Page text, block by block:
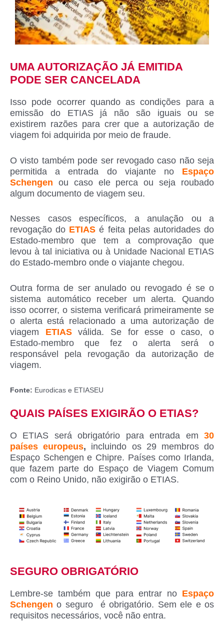
UMA AUTORIZAÇÃO JÁ EMITIDA
PODE SER CANCELADA
Isso pode ocorrer quando as condições para a
emissão do ETIAS já não são iguais ou se
existirem razões para crer que a autorização de
viagem foi adquirida por meio de fraude.
O visto também pode ser revogado caso não seja
permitida a entrada do viajante no Espaço
Schengen ou caso ele perca ou seja roubado
algum documento de viagem seu.
Nesses casos específicos, a anulação ou a
revogação do ETIAS é feita pelas autoridades do
Estado-membro que tem a comprovação que
levou à tal iniciativa ou à Unidade Nacional ETIAS
do Estado-membro onde o viajante chegou.
Outra forma de ser anulado ou revogado é se o
sistema automático receber um alerta. Quando
isso ocorrer, o sistema verificará primeiramente se
o alerta está relacionado a uma autorização de
viagem ETIAS
válida. Se for esse o caso, o
Estado-membro que fez o alerta será o
responsável pela revogação da autorização de
viagem.
Fonte: Eurodicas e ETIASEU
QUAIS PAÍSES EXIGIRÃO O ETIAS?
O ETIAS será obrigatório para entrada em 30
países europeus, incluindo os 29 membros do
Espaço Schengen e Chipre. Países como Irlanda,
que fazem parte do Espaço de Viagem Comum
com o Reino Unido, não exigirão o ETIAS.
SEGURO OBRIGATÓRIO
Lembre-se também que para entrar no Espaço
Schengen o seguro é obrigatório. Sem ele e os
requisitos necessários, você não entra.